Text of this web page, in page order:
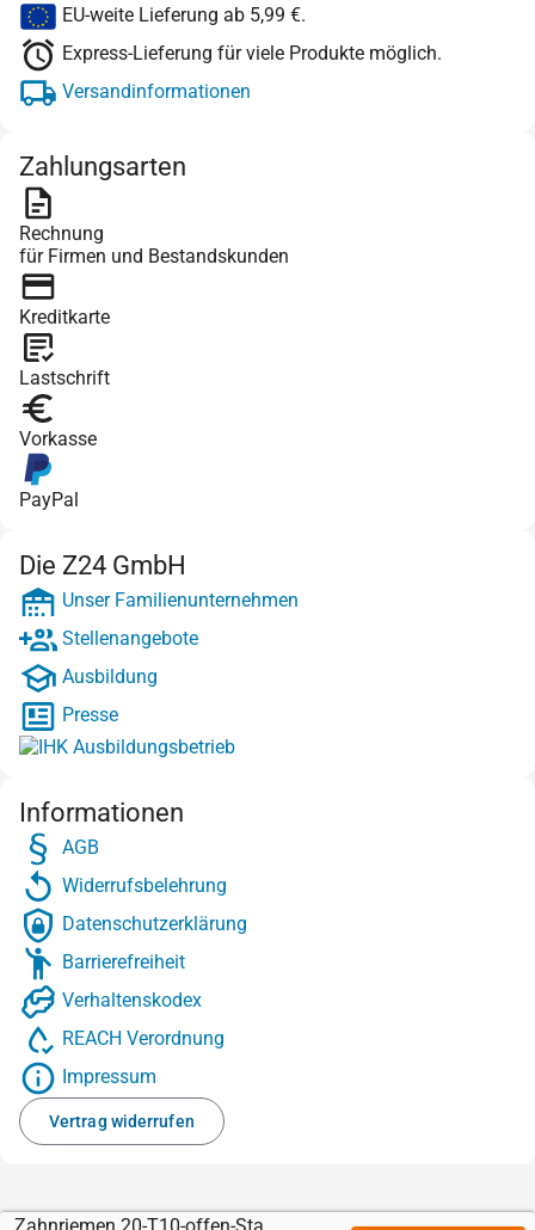
EU-weite Lieferung ab 5,99 €.
Express-Lieferung für viele Produkte möglich.
Versandinformationen
Zahlungsarten
Rechnung
für Firmen und Bestandskunden
Kreditkarte
Lastschrift
Vorkasse
PayPal
Die Z24 GmbH
Unser Familienunternehmen
Stellenangebote
Ausbildung
Presse
Informationen
AGB
Widerrufsbelehrung
Datenschutzerklärung
Barrierefreiheit
Verhaltenskodex
REACH Verordnung
Impressum
Vertrag widerrufen